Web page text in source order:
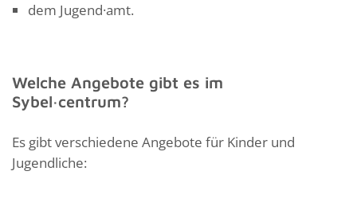
dem Jugend·amt.
Welche Angebote gibt es im
Sybel·centrum?
Es gibt verschiedene Angebote für Kinder und
Jugendliche: